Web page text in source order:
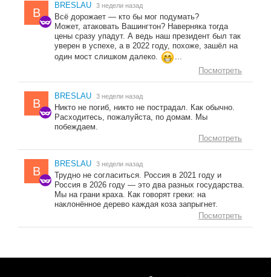
B
BRESLAU 3 недели назад
Всё дорожает — кто бы мог подумать?
Может, атаковать Вашингтон? Наверняка тогда
цены сразу упадут. А ведь наш президент был так
уверен в успехе, а в 2022 году, похоже, зашёл на
один мост слишком далеко.
...
Посмотреть
B
BRESLAU 3 недели назад
Никто не погиб, никто не пострадал. Как обычно.
Расходитесь, пожалуйста, по домам. Мы
побеждаем.
Посмотреть
B
BRESLAU 3 недели назад
Трудно не согласиться. Россия в 2021 году и
Россия в 2026 году — это два разных государства.
Мы на грани краха. Как говорят греки: на
наклонённое дерево каждая коза запрыгнет.
Посмотреть